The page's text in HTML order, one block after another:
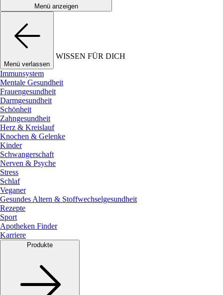
Menü anzeigen
Menü verlassen
WISSEN FÜR DICH
Immunsystem
Mentale Gesundheit
Frauengesundheit
Darmgesundheit
Schönheit
Zahngesundheit
Herz & Kreislauf
Knochen & Gelenke
Kinder
Schwangerschaft
Nerven & Psyche
Stress
Schlaf
Veganer
Gesundes Altern & Stoffwechselgesundheit
Rezepte
Sport
Apotheken Finder
Karriere
Produkte